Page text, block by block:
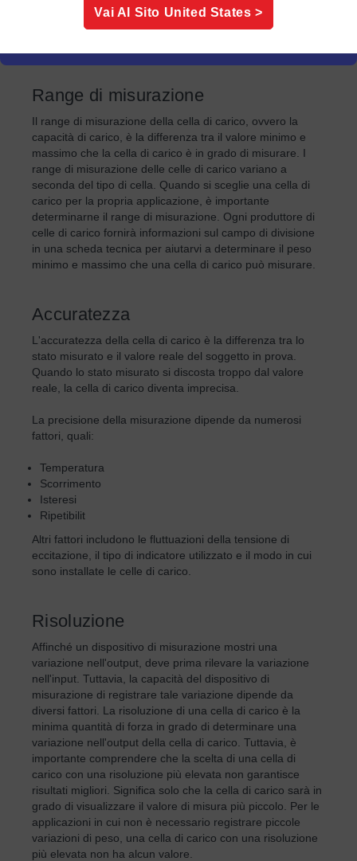
La sezione delle specifiche di una scheda tecnica delle
celle di carico illustra i parametri chiave e il loro
Range di misurazione
Il range di misurazione della cella di carico, ovvero la
capacità di carico, è la differenza tra il valore minimo e
massimo che la cella di carico è in grado di misurare. I
range di misurazione delle celle di carico variano a
seconda del tipo di cella. Quando si sceglie una cella di
carico per la propria applicazione, è importante
determinarne il range di misurazione. Ogni produttore di
celle di carico fornirà informazioni sul campo di divisione
in una scheda tecnica per aiutarvi a determinare il peso
minimo e massimo che una cella di carico può misurare.
Accuratezza
L'accuratezza della cella di carico è la differenza tra lo
stato misurato e il valore reale del soggetto in prova.
Quando lo stato misurato si discosta troppo dal valore
reale, la cella di carico diventa imprecisa.
La precisione della misurazione dipende da numerosi
fattori, quali:
Temperatura
Scorrimento
Isteresi
Ripetibilit
Altri fattori includono le fluttuazioni della tensione di
eccitazione, il tipo di indicatore utilizzato e il modo in cui
sono installate le celle di carico.
Risoluzione
Affinché un dispositivo di misurazione mostri una
variazione nell'output, deve prima rilevare la variazione
nell'input. Tuttavia, la capacità del dispositivo di
misurazione di registrare tale variazione dipende da
diversi fattori. La risoluzione di una cella di carico è la
minima quantità di forza in grado di determinare una
variazione nell'output della cella di carico. Tuttavia, è
importante comprendere che la scelta di una cella di
carico con una risoluzione più elevata non garantisce
risultati migliori. Significa solo che la cella di carico sarà in
grado di visualizzare il valore di misura più piccolo. Per le
applicazioni in cui non è necessario registrare piccole
variazioni di peso, una cella di carico con una risoluzione
più elevata non ha alcun valore.
Vai Al Sito United States >